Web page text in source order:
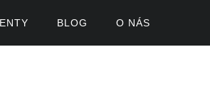
BLOG O NÁS